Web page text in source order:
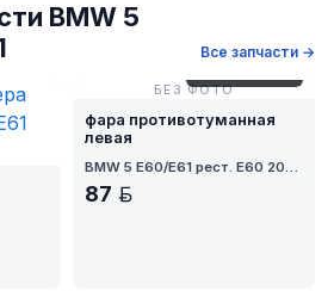
BMW 5
Все запчасти →
БЕЗ ФОТО
фара противотуманная
левая
BMW 5 E60/E61 рест. E60 2007
87